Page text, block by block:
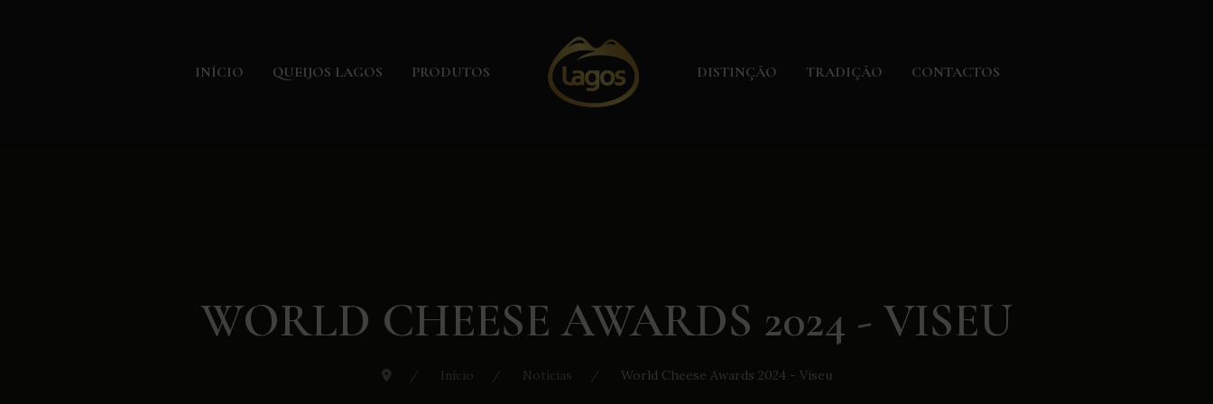
INÍCIO QUEIJOS LAGOS PRODUTOS DISTINÇÃO TRADIÇÃO CONTACTOS
WORLD CHEESE AWARDS 2024 - VISEU
Início Notícias World Cheese Awards 2024 - Viseu